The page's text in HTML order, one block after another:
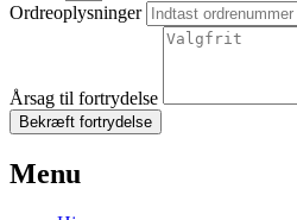
Ordreoplysninger
Årsag til fortrydelse
Bekræft fortrydelse
Menu